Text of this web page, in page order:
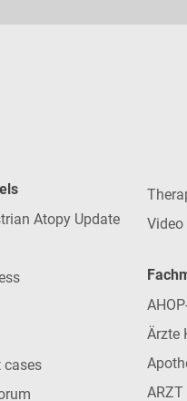
Atopy Update
Video
Ärzte
ARZT